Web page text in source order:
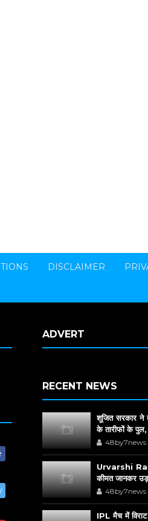
DISCLAIMER
ADVERT
RECENT NEWS
शूजित सरकार
के तारीफों के
48by7news
Urvarshi
कीमत जानकर
48by7news
IPL मैच में